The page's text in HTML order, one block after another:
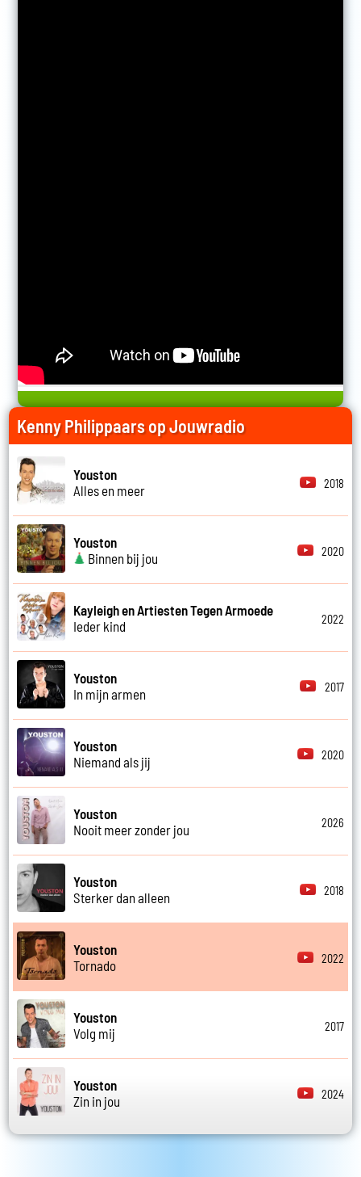
Kenny Philippaars op Jouwradio
Youston
Alles en meer
2018
Youston
Binnen bij jou
2020
Kayleigh en Artiesten Tegen Armoede
Ieder kind
2022
Youston
In mijn armen
2017
Youston
Niemand als jij
2020
Youston
Nooit meer zonder jou
2026
Youston
Sterker dan alleen
2018
Youston
Tornado
2022
Youston
Volg mij
2017
Youston
Zin in jou
2024